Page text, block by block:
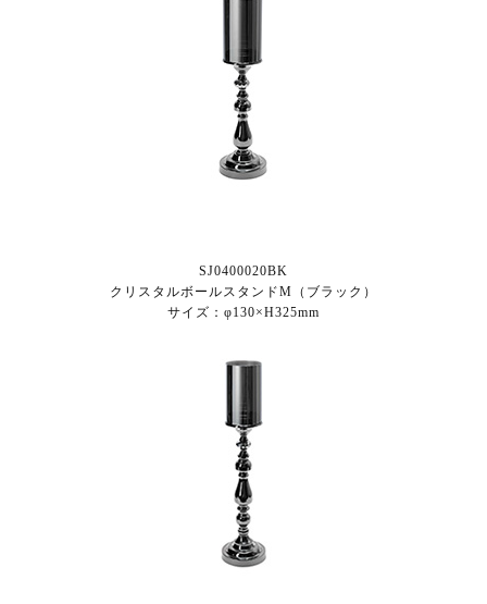
SJ0400020BK
クリスタルボールスタンドM（ブラック）
サイズ：φ130×H325mm